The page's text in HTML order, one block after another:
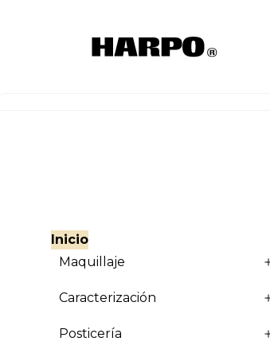
Ver
Inicio
Maquillaje
Caracterización
Posticería